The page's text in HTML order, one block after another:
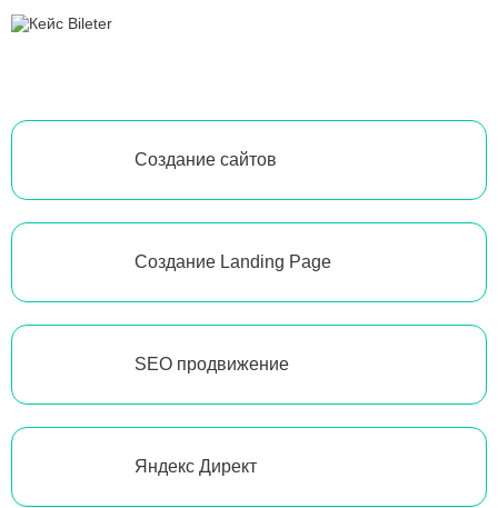
Создание сайтов
Создание Landing Page
SEO продвижение
Яндекс Директ